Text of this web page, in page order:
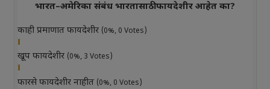
भारत–अमेरिका संबंध भारतासाठी फायदेशीर आहेत का?
काही प्रमाणात फायदेशीर (0%, 0 Votes)
खूप फायदेशीर (0%, 3 Votes)
फारसे फायदेशीर नाहीत (0%, 0 Votes)